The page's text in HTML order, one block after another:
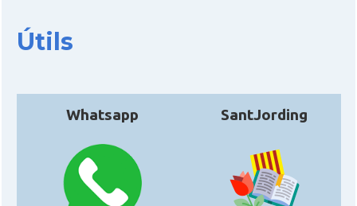
Útils
Whatsapp SantJording